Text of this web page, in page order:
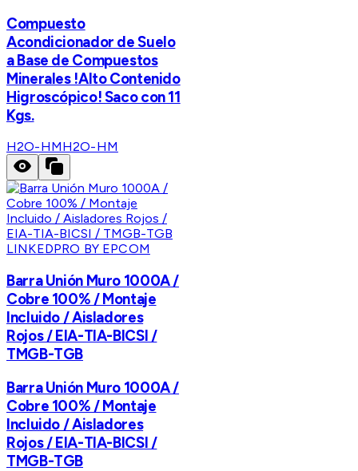
Compuesto
Acondicionador de Suelo
a Base de Compuestos
Minerales !Alto Contenido
Higroscópico! Saco con 11
Kgs.
H2O-HMH2O-HM
LINKEDPRO BY EPCOM
Barra Unión Muro 1000A /
Cobre 100% / Montaje
Incluido / Aisladores
Rojos / EIA-TIA-BICSI /
TMGB-TGB
Barra Unión Muro 1000A /
Cobre 100% / Montaje
Incluido / Aisladores
Rojos / EIA-TIA-BICSI /
TMGB-TGB